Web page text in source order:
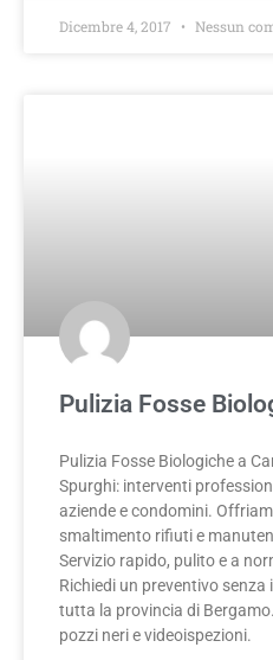
Dicembre 4, 2017 Nessun
Pulizia Fosse
Pulizia Fosse Biologiche a
Spurghi: interventi
aziende e condomini.
smaltimento rifiuti e
Servizio rapido, pulito e a
Richiedi un preventivo
tutta la provincia di
pozzi neri e videoispezioni.